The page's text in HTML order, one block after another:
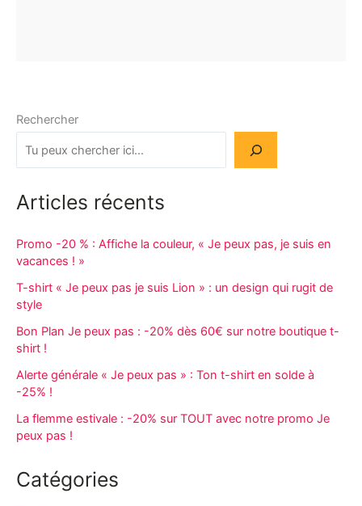
Rechercher
Articles récents
Promo -20 % : Affiche la couleur, « Je peux pas, je suis en
vacances ! »
T-shirt « Je peux pas je suis Lion » : un design qui rugit de
style
Bon Plan Je peux pas : -20% dès 60€ sur notre boutique t-
shirt !
Alerte générale « Je peux pas » : Ton t-shirt en solde à
-25% !
La flemme estivale : -20% sur TOUT avec notre promo Je
peux pas !
Catégories